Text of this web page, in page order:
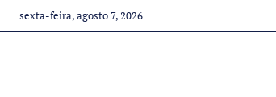
sexta-feira, agosto 7, 2026